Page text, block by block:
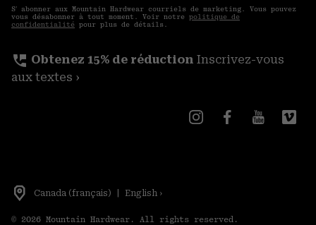
S′ abonner aux Mountain Hardwear courriels de marketing. Vous pouvez
vous désabonner à tout moment. Voir notre politique de
confidentialité pour plus de détails.
perm_phone_msg Obtenez 15% de réduction Inscrivez-vous
aux textes ›
Canada (français) English ›
© 2026 Mountain Hardwear. All rights reserved.